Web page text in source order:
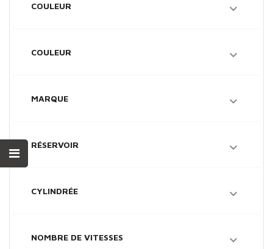
COULEUR 
COULEUR 
MARQUE 
RÉSERVOIR 
CYLINDRÉE 
NOMBRE DE VITESSES 